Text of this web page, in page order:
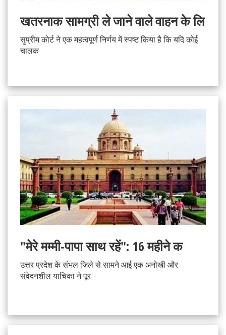
खतरनाक सामग्री ले जाने वाले वाहन के लि
सुप्रीम कोर्ट ने एक महत्वपूर्ण निर्णय में स्पष्ट किया है कि यदि कोई
चालक
"मेरे मम्मी-पापा साथ रहें": 16 महीने क
उत्तर प्रदेश के संभल जिले से सामने आई एक अनोखी और
संवेदनशील याचिका ने पूर